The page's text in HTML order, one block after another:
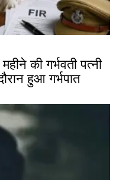
की गर्भवती पत्नी
हुआ गर्भपात